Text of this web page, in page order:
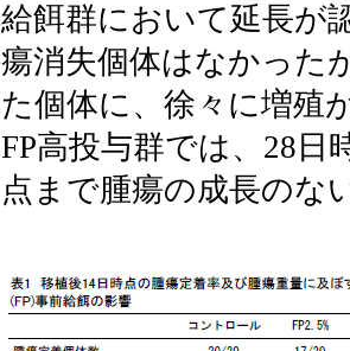
給餌群において延長が
瘍消失個体はなかった
た個体に、徐々に増殖
FP高投与群では、28日
点まで腫瘍の成長のな